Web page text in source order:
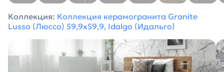
Коллекция: Коллекция керамогранита Granite
Lusso (Люссо) 59,9х59,9, Idalgo (Идальго)